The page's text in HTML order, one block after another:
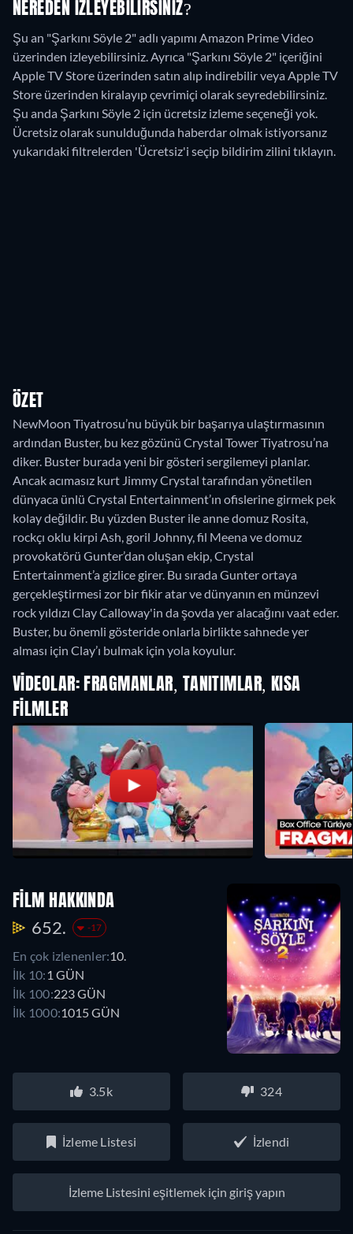
NEREDEN IZLEYEBILIRSINIZ?
Şu an "Şarkını Söyle 2" adlı yapımı Amazon Prime Video
üzerinden izleyebilirsiniz. Ayrıca "Şarkını Söyle 2" içeriğini
Apple TV Store üzerinden satın alıp indirebilir veya Apple TV
Store üzerinden kiralayıp çevrimiçi olarak seyredebilirsiniz.
Şu anda Şarkını Söyle 2 için ücretsiz izleme seçeneği yok.
Ücretsiz olarak sunulduğunda haberdar olmak istiyorsanız
yukarıdaki filtrelerden 'Ücretsiz'i seçip bildirim zilini tıklayın.
ÖZET
NewMoon Tiyatrosu’nu büyük bir başarıya ulaştırmasının
ardından Buster, bu kez gözünü Crystal Tower Tiyatrosu’na
diker. Buster burada yeni bir gösteri sergilemeyi planlar.
Ancak acımasız kurt Jimmy Crystal tarafından yönetilen
dünyaca ünlü Crystal Entertainment’ın ofislerine girmek pek
kolay değildir. Bu yüzden Buster ile anne domuz Rosita,
rockçı oklu kirpi Ash, goril Johnny, fil Meena ve domuz
provokatörü Gunter’dan oluşan ekip, Crystal
Entertainment’a gizlice girer. Bu sırada Gunter ortaya
gerçekleştirmesi zor bir fikir atar ve dünyanın en münzevi
rock yıldızı Clay Calloway'in da şovda yer alacağını vaat eder.
Buster, bu önemli gösteride onlarla birlikte sahnede yer
alması için Clay’ı bulmak için yola koyulur.
VIDEOLAR: FRAGMANLAR, TANITIMLAR, KISA
FILMLER
FILM HAKKINDA
652. -17
En çok izlenenler:10.
İlk 10: 1 GÜN
İlk 100:223 GÜN
İlk 1000:1015 GÜN
3.5k 324
İzleme Listesi İzlendi
İzleme Listesini eşitlemek için giriş yapın